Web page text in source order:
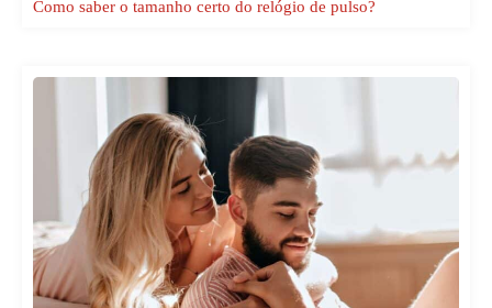
Como saber o tamanho certo do relógio de pulso?